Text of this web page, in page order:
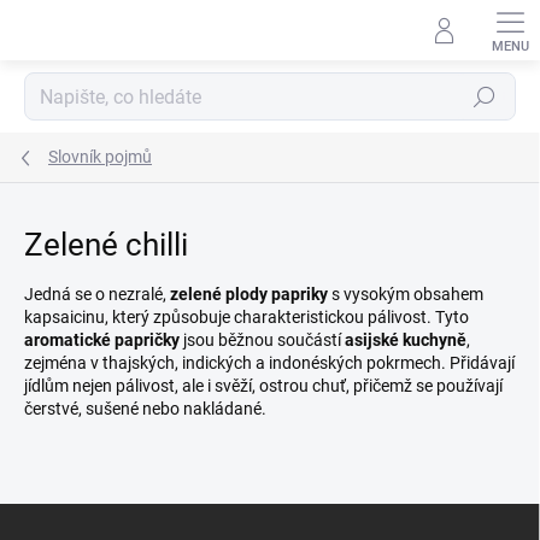
Hledat
Slovník pojmů
Zelené chilli
Jedná se o nezralé, zelené plody paprikys vysokým obsahem
kapsaicinu, který způsobuje charakteristickou pálivost. Tyto
aromatické papričky jsou běžnou součástíasijské kuchyně,
zejména v thajských, indických a indonéských pokrmech. Přidávají
jídlům nejen pálivost, ale i svěží, ostrou chuť, přičemž se používají
čerstvé, sušené nebo nakládané.